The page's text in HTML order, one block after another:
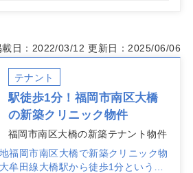
載日：2022/03/12 更新日：2025/06/06
テナント
駅徒歩1分！福岡市南区大橋
の新築クリニック物件
福岡市南区大橋の新築テナント物件
福岡市南区大橋で新築クリニック物
牟田線大橋駅から徒歩1分という利